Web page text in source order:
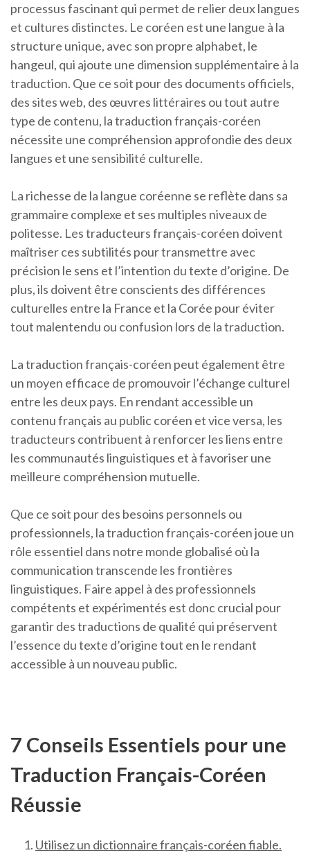
processus fascinant qui permet de relier deux langues
et cultures distinctes. Le coréen est une langue à la
structure unique, avec son propre alphabet, le
hangeul, qui ajoute une dimension supplémentaire à la
traduction. Que ce soit pour des documents officiels,
des sites web, des œuvres littéraires ou tout autre
type de contenu, la traduction français-coréen
nécessite une compréhension approfondie des deux
langues et une sensibilité culturelle.
La richesse de la langue coréenne se reflète dans sa
grammaire complexe et ses multiples niveaux de
politesse. Les traducteurs français-coréen doivent
maîtriser ces subtilités pour transmettre avec
précision le sens et l’intention du texte d’origine. De
plus, ils doivent être conscients des différences
culturelles entre la France et la Corée pour éviter
tout malentendu ou confusion lors de la traduction.
La traduction français-coréen peut également être
un moyen efficace de promouvoir l’échange culturel
entre les deux pays. En rendant accessible un
contenu français au public coréen et vice versa, les
traducteurs contribuent à renforcer les liens entre
les communautés linguistiques et à favoriser une
meilleure compréhension mutuelle.
Que ce soit pour des besoins personnels ou
professionnels, la traduction français-coréen joue un
rôle essentiel dans notre monde globalisé où la
communication transcende les frontières
linguistiques. Faire appel à des professionnels
compétents et expérimentés est donc crucial pour
garantir des traductions de qualité qui préservent
l’essence du texte d’origine tout en le rendant
accessible à un nouveau public.
7 Conseils Essentiels pour une
Traduction Français-Coréen
Réussie
Utilisez un dictionnaire français-coréen fiable.